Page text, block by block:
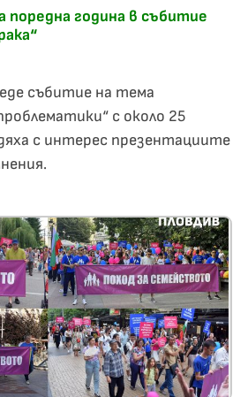
поредна година в събитие
събитие на тема
с около 25
с интерес презентациите